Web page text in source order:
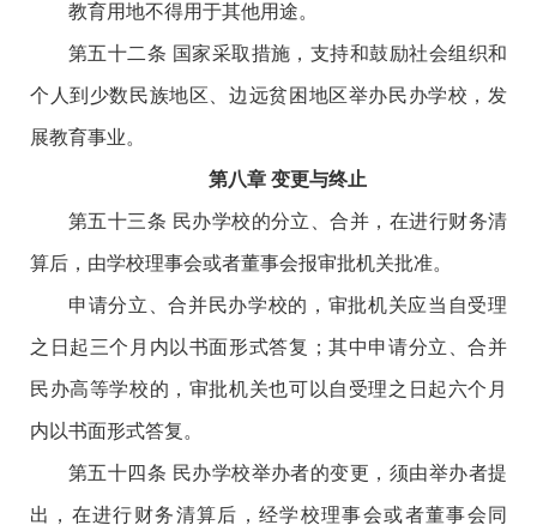
教育用地不得用于其他用途。
第五十二条 国家采取措施，支持和鼓励社会组织和
个人到少数民族地区、边远贫困地区举办民办学校，发
展教育事业。
第八章 变更与终止
第五十三条 民办学校的分立、合并，在进行财务清
算后，由学校理事会或者董事会报审批机关批准。
申请分立、合并民办学校的，审批机关应当自受理
之日起三个月内以书面形式答复；其中申请分立、合并
民办高等学校的，审批机关也可以自受理之日起六个月
内以书面形式答复。
第五十四条 民办学校举办者的变更，须由举办者提
出，在进行财务清算后，经学校理事会或者董事会同